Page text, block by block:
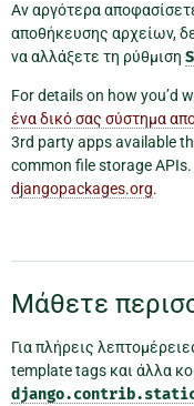
Αν αργότερα
αποθήκευσης αρχείων,
να αλλάξετε τη ρύθμιση
For details on how you’d
ένα δικό σας σύστημα
3rd party apps available
common file storage
djangopackages.org.
Μάθετε
Για πλήρεις
template tags και άλλα